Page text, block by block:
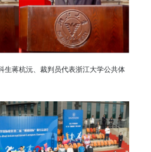
生蒋杭沅、裁判员代表浙江大学公共体